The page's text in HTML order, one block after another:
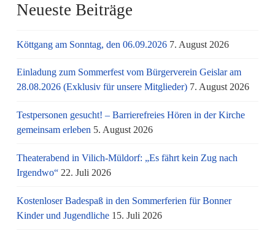
Neueste Beiträge
Köttgang am Sonntag, den 06.09.2026 7. August 2026
Einladung zum Sommerfest vom Bürgerverein Geislar am
28.08.2026 (Exklusiv für unsere Mitglieder) 7. August 2026
Testpersonen gesucht! – Barrierefreies Hören in der Kirche
gemeinsam erleben 5. August 2026
Theaterabend in Vilich-Müldorf: „Es fährt kein Zug nach
Irgendwo“ 22. Juli 2026
Kostenloser Badespaß in den Sommerferien für Bonner
Kinder und Jugendliche 15. Juli 2026